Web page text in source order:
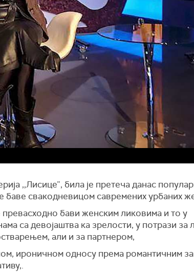
,,Лисице”, била је претеча данас
баве свакодневицом савремених урбаних
бави женским ликовима и то у
са девојаштва ка зрелости, у потрази за
али и за партнером,
ироничном односу према романтичним